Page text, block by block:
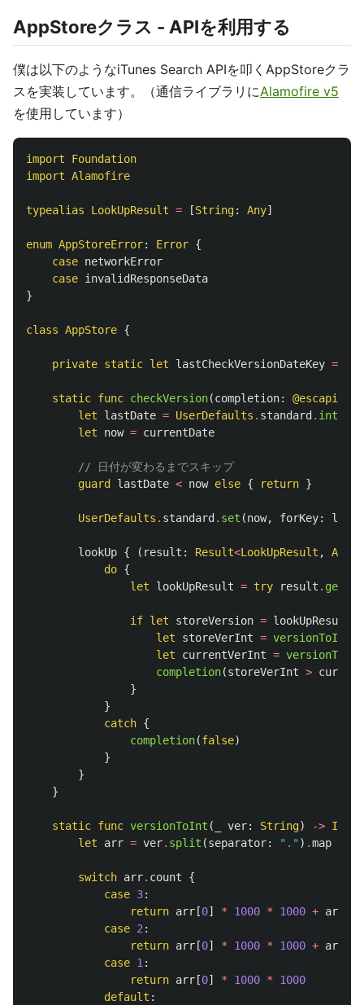
AppStoreクラス - APIを利用する
僕は以下のようなiTunes Search APIを叩くAppStoreクラ
スを実装しています。（通信ライブラリにAlamofire v5
を使用しています）
import
Foundation
import Alamofire
typealias LookUpResult = [String: Any]
enum AppStoreError: Error {
case networkError
case invalidResponseData
}
class AppStore {
private static let lastCheckVersionDateKey =
static func checkVersion(completion: @escaping
let
lastDate = UserDefaults . standard . integer
let
now = currentDate
// 日付が変わるまでスキップ
guard
lastDate < now else { return }
UserDefaults . standard . set (now, forKey:
lookUp { ( result : Result<LookUpResult ,
do {
let
lookUpResult = try result . get
if let storeVersion = lookUpResult
let
storeVerInt = versionToInt
let
currentVerInt = versionToInt
completion(storeVerInt >
}
}
catch {
completion(false)
}
}
}
static func versionToInt ( ver: String) -> Int
let
arr = ver. split (separator: "." ) .map
switch arr. count
{
case 3:
return arr [0] * 1000 * 1000 + arr
case 2 :
return arr [0] * 1000 * 1000 + arr
case 1 :
return arr [0] * 1000 *
1000
default :